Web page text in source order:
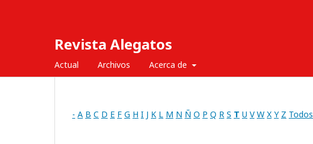
Revista Alegatos
Actual Archivos Acerca de
- A B C D E F G H I J K L M N Ñ O P Q R S T U V W X Y Z Todos